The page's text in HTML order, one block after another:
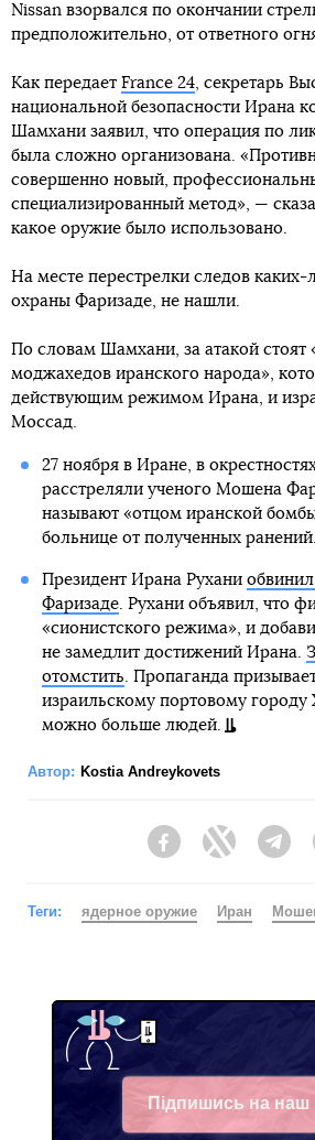
Nissan взорвался по окончании
предположительно, от ответного
Как передает France 24 , секретарь
национальной безопасности Ирана
Шамхани заявил, что операция по
была сложно организована.
совершенно новый,
специализированный метод», —
какое оружие было использовано.
На месте перестрелки следов
охраны Фаризаде, не нашли.
По словам Шамхани, за атакой стоят
моджахедов иранского народа»,
действующим режимом Ирана, и
Моссад.
27 ноября в Иране, в
расстреляли ученого Мошена
называют «отцом иранской
больнице от полученных ранений.
Президент Ирана Рухани
Фаризаде. Рухани объявил, что
«сионистского режима», и
не замедлит достижений Ирана.
отомстить . Пропаганда
израильскому портовому городу
можно больше людей.
Автор: Kostia Andreykovets
FacebookTwitter
Теги: ядерное оружие Иран
Підпишись на наш
Facebook